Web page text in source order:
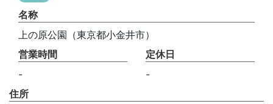
名称
上の原公園（東京都小金井市）
営業時間
-
定休日
-
住所